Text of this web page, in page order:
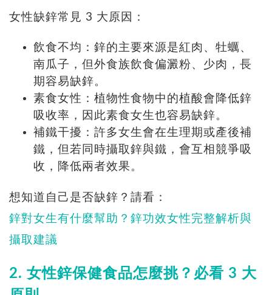
女性缺鋅常見 3 大原因：
飲食不均：鋅的主要來源是紅肉、牡蠣、
南瓜子，但外食族飲食偏澱粉、少肉，長
期容易缺鋅。
素食女性：植物性食物中的植酸會降低鋅
吸收率，因此素食女生也容易缺鋅。
補鐵干擾：許多女生會在生理期或產後補
鐵，但若同時攝取鋅與鐵，會互相競爭吸
收，降低兩者效果。
想知道自己是否缺鋅？請看：
鋅對女生有什麼幫助？鋅功效女性完整解析與
攝取建議
2. 女性鋅保健食品怎麼挑？必看 3 大